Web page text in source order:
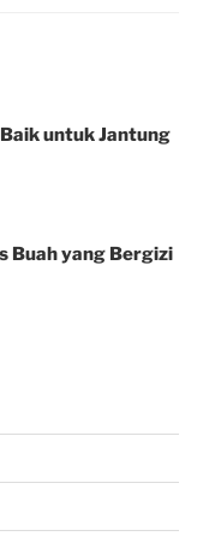
untuk Jantung
Buah yang Bergizi